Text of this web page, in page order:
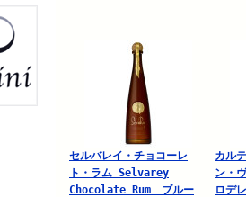
セルバレイ・チョコーレ
ト・ラム Selvarey
Chocolate Rum ブルー
カル
ン・
ロデ